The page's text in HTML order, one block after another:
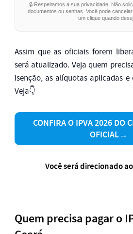
🔒 Respeitamos a sua privacidade. Não
documentos ou senhas. Você pode
um clique quando
Assim que as oficiais forem
será atualizado. Veja quem
isenção, as alíquotas aplicadas e
Veja👇
CONFIRA O IPVA 2026 DO
OFICIAL→
Você será direcionado
Quem precisa pagar o